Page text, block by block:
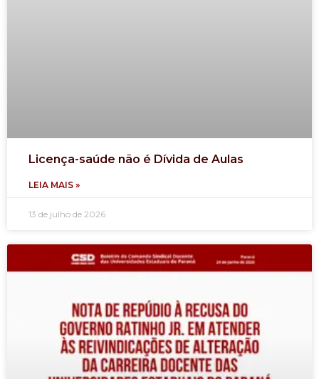
Licença-saúde não é Dívida de Aulas
LEIA MAIS »
13 de julho de 2026